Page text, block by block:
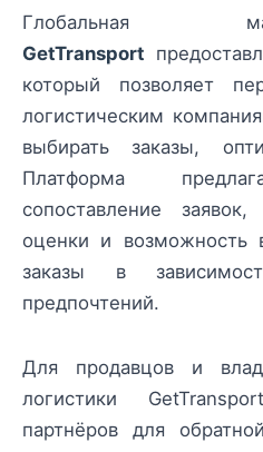
Глобальная
GetTransport
который позволяет
логистическим
выбирать заказы,
Платформа
сопоставление
оценки и возможность
заказы в
предпочтений.
Для продавцов и
логистики
партнёров для